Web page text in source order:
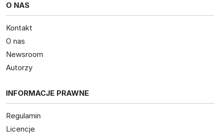
O NAS
Kontakt
O nas
Newsroom
Autorzy
INFORMACJE PRAWNE
Regulamin
Licencje